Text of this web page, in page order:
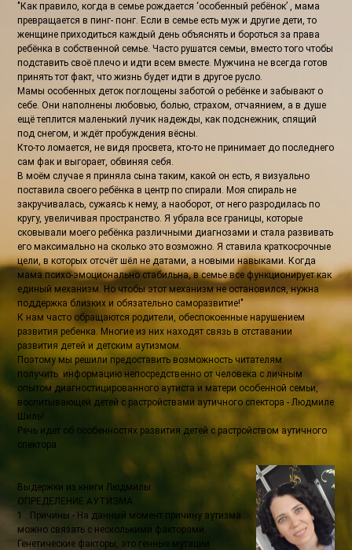
"Как правило, когда в семье рождается ‘особенный ребёнок’ , мама
превращается в пинг- понг. Если в семье есть муж и другие дети, то
женщине приходиться каждый день объяснять и бороться за права
ребёнка в собственной семье. Часто рушатся семьи, вместо того чтобы
подставить своё плечо и идти всем вместе. Мужчина не всегда готов
принять тот факт, что жизнь будет идти в другое русло.
Мамы особенных деток поглощены заботой о ребёнке и забывают о
себе. Они наполнены любовью, болью, страхом, отчаянием, а в душе
ещё теплится маленький лучик надежды, как подснежник, спящий
под снегом, и ждёт пробуждения вёсны.
Кто-то ломается, не видя просвета, кто-то не принимает до последнего
сам фак и выгорает, обвиняя себя.
В моём случае я приняла сына таким, какой он есть, я визуально
поставила своего ребёнка в центр по спирали. Моя спираль не
закручивалась, сужаясь к нему, а наоборот, от него разродилась по
кругу, увеличивая пространство. Я убрала все границы, которые
сковывали моего ребёнка различными диагнозами и стала развивать
его максимально на сколько это возможно. Я ставила краткосрочные
цели, в которых отсчёт шёл не датами, а новыми навыками. Когда
мама психо-эмоционально стабильна, в семье все функционирует как
единый механизм. Но чтобы этот механизм не остановился, нужна
поддержка близких и обязательно саморазвитие!"
К нам часто обращаются родители, обеспокоенные нарушением
развития ребенка. Многие из них находят связь в отставании
развития детей и детским аутизмом.
Поэтому мы решили предоставить возможность читателям
получить информацию непосредственно от человека с личным
опытом диагностицированного аутиста и матери особенной семьи,
воспитывающей детей с растройствами аутичного спектора - Людмиле
Шиль!
Речь идет об особенностях развития детей с растройством аутичного
спектора.
Выдержки из книги Людмилы:
ОПРЕДЕЛЕНИЕ АУТИЗМА.
1 . Причины - На данный момент причину аутизма
можно связать с несколькими факторами.
Генетические факторы, это генные мутации